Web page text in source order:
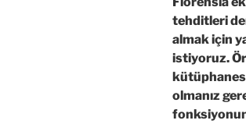
tehditleri
almak için
istiyoruz.
olmanız